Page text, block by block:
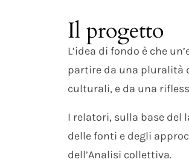
Il progetto
L’idea di fondo è che
partire da una pluralità
culturali, e da una
I relatori, sulla base
delle fonti e degli
dell’Analisi collettiva.